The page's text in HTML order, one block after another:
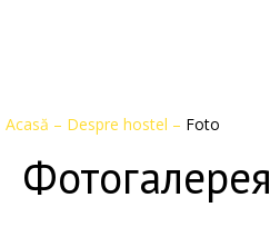
Acasă – Despre hostel – Foto
Фотогалерея